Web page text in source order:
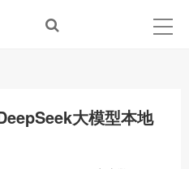
大模型本地